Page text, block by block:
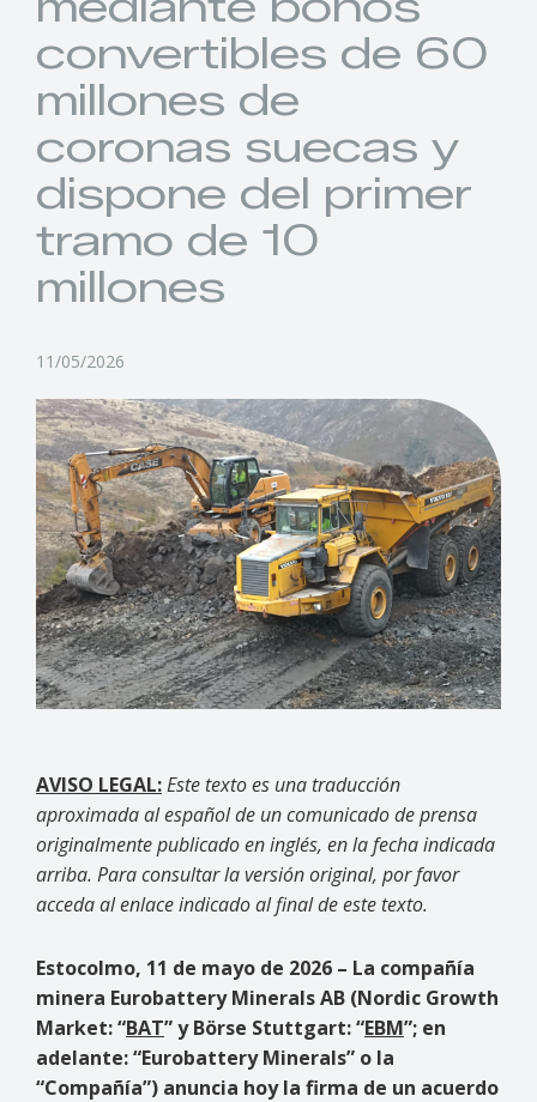
convertibles de 60
millones de
coronas suecas y
dispone del primer
tramo de 10
millones
11/05/2026
AVISO LEGAL:Este texto es una traducción
aproximada al español de un comunicado de prensa
originalmente publicado en inglés, en la fecha indicada
arriba. Para consultar la versión original, por favor
acceda al enlace indicado al final de este texto.
Estocolmo, 11 de mayo de 2026 – La compañía
minera Eurobattery Minerals AB (Nordic Growth
Market:“BAT” y Börse Stuttgart:“EBM”; en
adelante:“Eurobattery Minerals” o la
“Compañía”) anuncia hoy la firma de un acuerdo